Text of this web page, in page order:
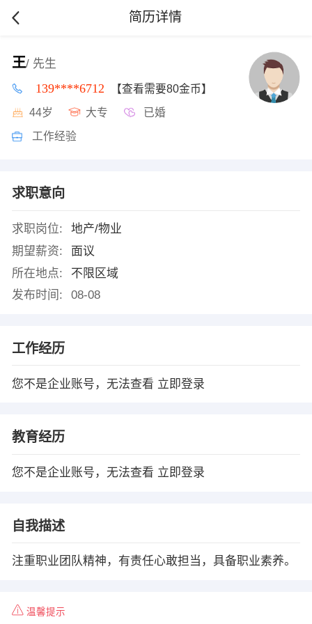
简历详情
王/ 先生
139****6712 【查看需要80金币】
44岁 大专 已婚
工作经验
求职意向
求职岗位:
地产/物业
期望薪资:
面议
所在地点:
不限区域
发布时间:
08-08
工作经历
您不是企业账号，无法查看 立即登录
教育经历
您不是企业账号，无法查看 立即登录
自我描述
注重职业团队精神，有责任心敢担当，具备职业素养。
温馨提示